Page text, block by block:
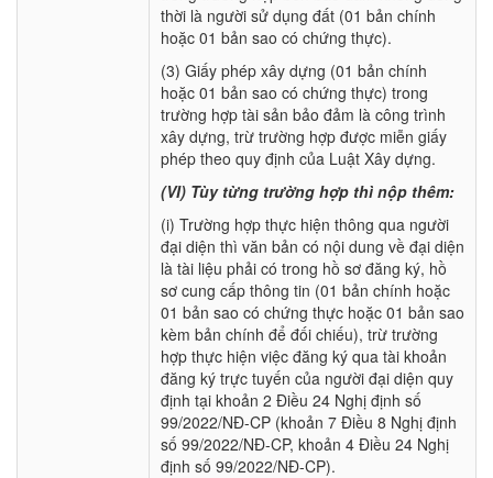
thời là người sử dụng đất (01 bản chính
hoặc 01 bản sao có chứng thực).
(3) Giấy phép xây dựng (01 bản chính
hoặc 01 bản sao có chứng thực) trong
trường hợp tài sản bảo đảm là công trình
xây dựng, trừ trường hợp được miễn giấy
phép theo quy định của Luật Xây dựng.
(VI) Tùy từng trường hợp thì nộp thêm:
(i) Trường hợp thực hiện thông qua người
đại diện thì văn bản có nội dung về đại diện
là tài liệu phải có trong hồ sơ đăng ký, hồ
sơ cung cấp thông tin (01 bản chính hoặc
01 bản sao có chứng thực hoặc 01 bản sao
kèm bản chính để đối chiếu), trừ trường
hợp thực hiện việc đăng ký qua tài khoản
đăng ký trực tuyến của người đại diện quy
định tại khoản 2 Điều 24 Nghị định số
99/2022/NĐ-CP (khoản 7 Điều 8 Nghị định
số 99/2022/NĐ-CP, khoản 4 Điều 24 Nghị
định số 99/2022/NĐ-CP).